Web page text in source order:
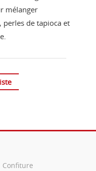
mélanger
de tapioca et
Confiture